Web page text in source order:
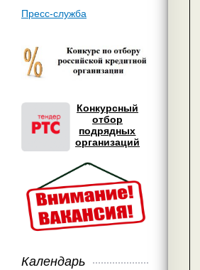
Пресс-служба
Конкурсный
отбор
подрядных
организаций
Календарь